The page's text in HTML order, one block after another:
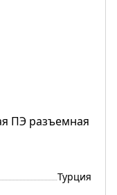
ПЭ разъемная
Турция